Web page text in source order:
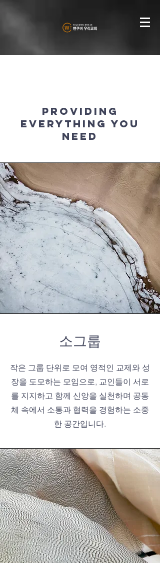
Providing
Everything You
Need
​소그룹
작은 그룹 단위로 모여 영적인 교제와 성
장을 도모하는 모임으로, 교인들이 서로
를 지지하고 함께 신앙을 실천하며 공동
체 속에서 소통과 협력을 경험하는 소중
한 공간입니다.